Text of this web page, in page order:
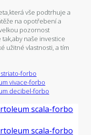
vše podtrhuje a
na opotřebení a
pozornost
naše investice
užitné vlastnosti, a tím